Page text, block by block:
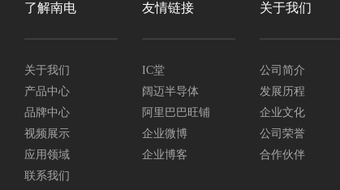
了解南电
关于我们
产品中心
品牌中心
视频展示
应用领域
联系我们
友情链接
IC堂
阔迈半导体
阿里巴巴旺铺
企业微博
企业博客
关于我们
公司简介
发展历程
企业文化
公司荣誉
合作伙伴